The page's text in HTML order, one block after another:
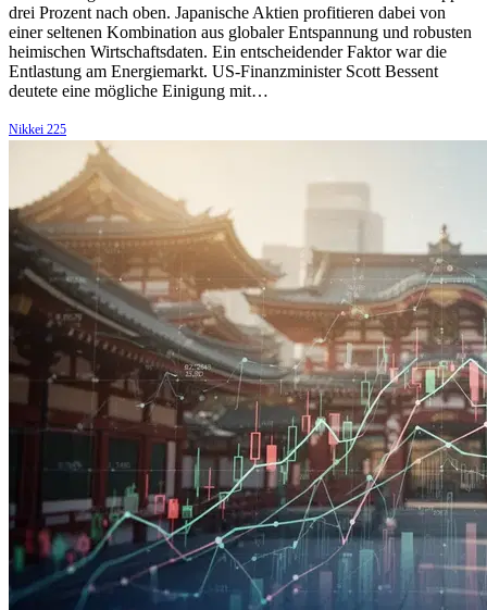
drei Prozent nach oben. Japanische Aktien profitieren dabei von
einer seltenen Kombination aus globaler Entspannung und robusten
heimischen Wirtschaftsdaten. Ein entscheidender Faktor war die
Entlastung am Energiemarkt. US-Finanzminister Scott Bessent
deutete eine mögliche Einigung mit…
Nikkei 225